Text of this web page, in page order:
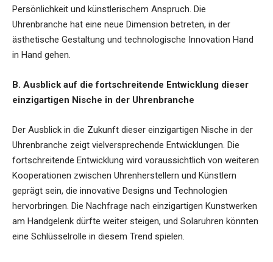
Persönlichkeit und künstlerischem Anspruch. Die
Uhrenbranche hat eine neue Dimension betreten, in der
ästhetische Gestaltung und technologische Innovation Hand
in Hand gehen.
B. Ausblick auf die fortschreitende Entwicklung dieser
einzigartigen Nische in der Uhrenbranche
Der Ausblick in die Zukunft dieser einzigartigen Nische in der
Uhrenbranche zeigt vielversprechende Entwicklungen. Die
fortschreitende Entwicklung wird voraussichtlich von weiteren
Kooperationen zwischen Uhrenherstellern und Künstlern
geprägt sein, die innovative Designs und Technologien
hervorbringen. Die Nachfrage nach einzigartigen Kunstwerken
am Handgelenk dürfte weiter steigen, und Solaruhren könnten
eine Schlüsselrolle in diesem Trend spielen.